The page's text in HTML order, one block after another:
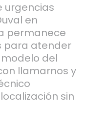
urgencias
en
permanece
para atender
del
llamarnos y
sin